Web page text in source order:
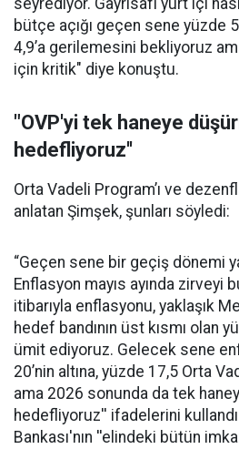
seyrediyor. Gayrisafi yurt içi
bütçe açığı geçen sene yüzde
4,9’a gerilemesini bekliyoruz
için kritik" diye konuştu.
"OVP'yi tek haneye
hedefliyoruz''
Orta Vadeli Program’ı ve
anlatan Şimşek, şunları söyledi:
“Geçen sene bir geçiş dönemi
Enflasyon mayıs ayında zirveyi
itibarıyla enflasyonu, yaklaşık
hedef bandının üst kısmı olan
ümit ediyoruz. Gelecek sene
20’nin altına, yüzde 17,5 Orta
ama 2026 sonunda da tek
hedefliyoruz'' ifadelerini
Bankası'nın ''elindeki bütün